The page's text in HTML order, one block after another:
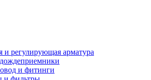
и регулирующая арматура
и фитинги